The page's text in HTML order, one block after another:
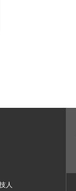
人